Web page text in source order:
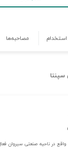
مصاحبه‌ها
در ناحیه صنعتی سیروان فعال